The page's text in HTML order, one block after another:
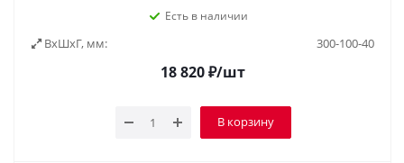
Есть в наличии
ВxШxГ, мм: 300-100-40
18 820₽/шт
В корзину